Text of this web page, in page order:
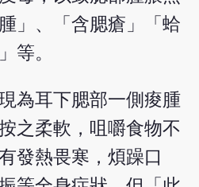
」、「含腮瘡」「蛤
等。
為耳下腮部一側痠腫
之柔軟，咀嚼食物不
發熱畏寒，煩躁口